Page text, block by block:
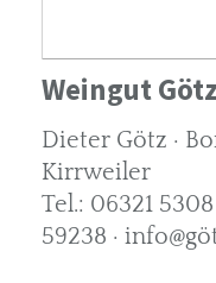
Weingut Götz
Dieter Götz ·
Kirrweiler
Tel.: 06321 5308
59238 ·